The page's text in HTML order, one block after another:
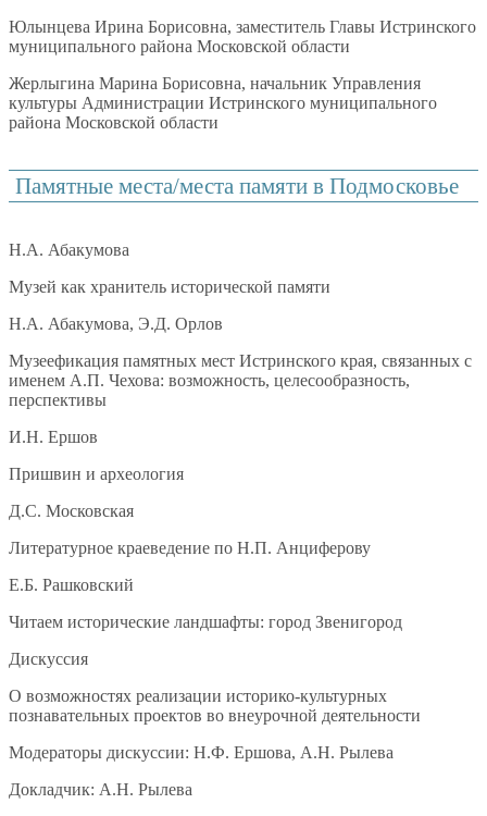
Юлынцева Ирина Борисовна, заместитель Главы Истринского
муниципального района Московской области
Жерлыгина Марина Борисовна, начальник Управления
культуры Администрации Истринского муниципального
района Московской области
Памятные места/места памяти в Подмосковье
Н.А. Абакумова
Музей как хранитель исторической памяти
Н.А. Абакумова, Э.Д. Орлов
Музеефикация памятных мест Истринского края, связанных с
именем А.П. Чехова: возможность, целесообразность,
перспективы
И.Н. Ершов
Пришвин и археология
Д.С. Московская
Литературное краеведение по Н.П. Анциферову
Е.Б. Рашковский
Читаем исторические ландшафты: город Звенигород
Дискуссия
О возможностях реализации историко-культурных
познавательных проектов во внеурочной деятельности
Модераторы дискуссии: Н.Ф. Ершова, А.Н. Рылева
Докладчик: А.Н. Рылева